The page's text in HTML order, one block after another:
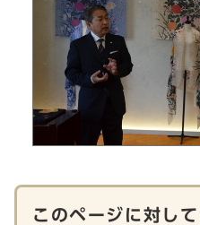
このページに対し